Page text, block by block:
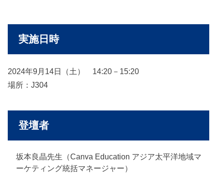
実施日時
2024年9月14日（土） 14:20－15:20
場所：J304
登壇者
坂本良晶先生（Canva Education アジア太平洋地域マ
ーケティング統括マネージャー）